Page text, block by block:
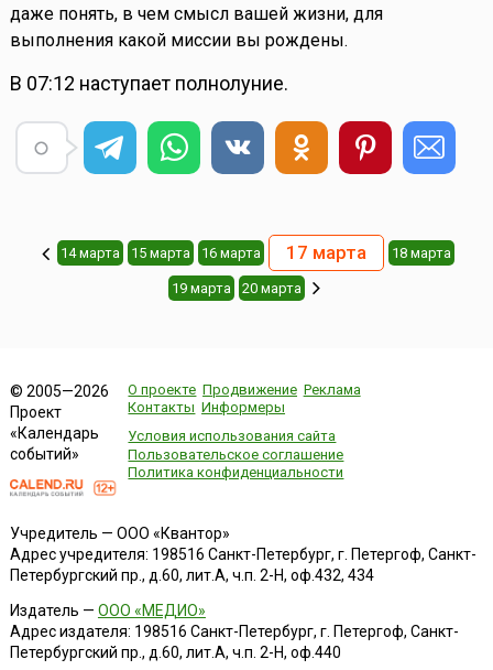
даже понять, в чем смысл вашей жизни, для
выполнения какой миссии вы рождены.
В 07:12 наступает полнолуние.
14 марта 15 марта 16 марта 17 марта 18 марта
19 марта 20 марта
© 2005—2026
Проект
«Календарь
событий»
О проекте Продвижение Реклама
Контакты Информеры
Условия использования сайта
Пользовательское соглашение
Политика конфиденциальности
Учредитель — ООО «Квантор»
Адрес учредителя: 198516 Санкт-Петербург, г. Петергоф, Санкт-
Петербургский пр., д.60, лит.А, ч.п. 2-Н, оф.432, 434
Издатель — ООО «МЕДИО»
Адрес издателя: 198516 Санкт-Петербург, г. Петергоф, Санкт-
Петербургский пр., д.60, лит.А, ч.п. 2-Н, оф.440